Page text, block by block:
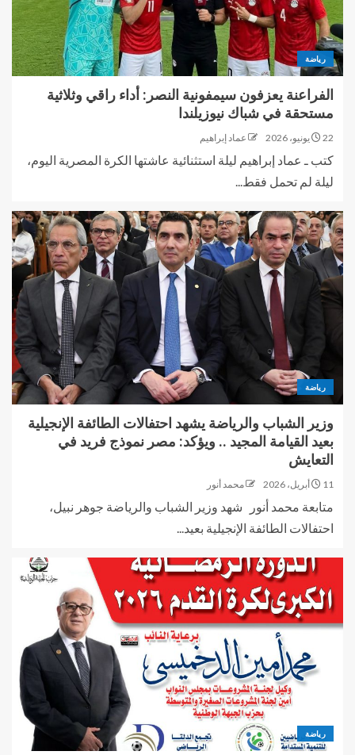
رياضة
الفراعنة يعزفون سيمفونية النصر: أداء راقي وثلاثية
مستحقة في شباك نيوزيلندا
22 يونيو، 2026 عماد إبراهيم
كتب ـ عماد إبراهيم ​ليلة استثنائية عاشتها الكرة المصرية اليوم،
ليلة لم تحمل فقط...
رياضة
وزير الشباب والرياضة يشهد احتفالات الطائفة الإنجيلية
بعيد القيامة المجيد .. ويؤكد: مصر نموذج فريد في
التعايش
11 أبريل، 2026 محمد أنور
متابعة محمد أنور شهد وزير الشباب والرياضة جوهر نبيل،
احتفالات الطائفة الإنجيلية بعيد...
رياضة